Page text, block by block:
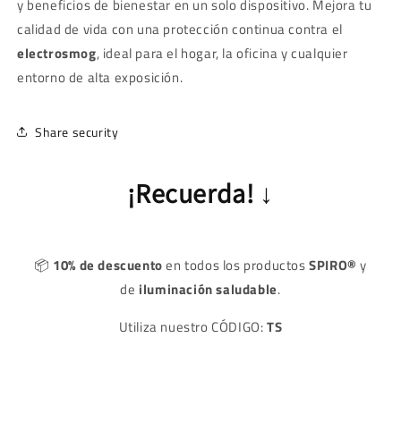
y beneficios de bienestar en un solo dispositivo. Mejora tu
calidad de vida con una protección continua contra el
electrosmog, ideal para el hogar, la oficina y cualquier
entorno de alta exposición.
Share security
¡Recuerda! ↓
📦 10% de descuentoen todos los productosSPIRO® y
de iluminación saludable.
Utiliza nuestro CÓDIGO:TS